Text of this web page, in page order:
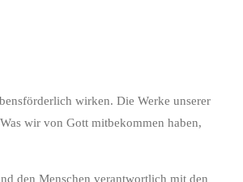
wirken. Die Werke unserer
wir von Gott mitbekommen haben,
den Menschen verantwortlich mit den